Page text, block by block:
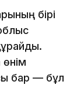
бірі
бар — бұл